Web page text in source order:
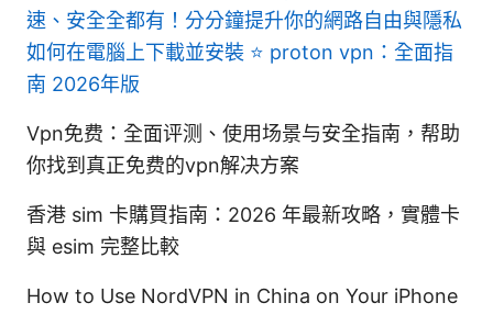
速、安全全都有！分分鐘提升你的網路自由與隱私
如何在電腦上下載並安裝 ⭐ proton vpn：全面指
南 2026年版
Vpn免费：全面评测、使用场景与安全指南，帮助
你找到真正免费的vpn解决方案
香港 sim 卡購買指南：2026 年最新攻略，實體卡
與 esim 完整比較
How to Use NordVPN in China on Your iPhone